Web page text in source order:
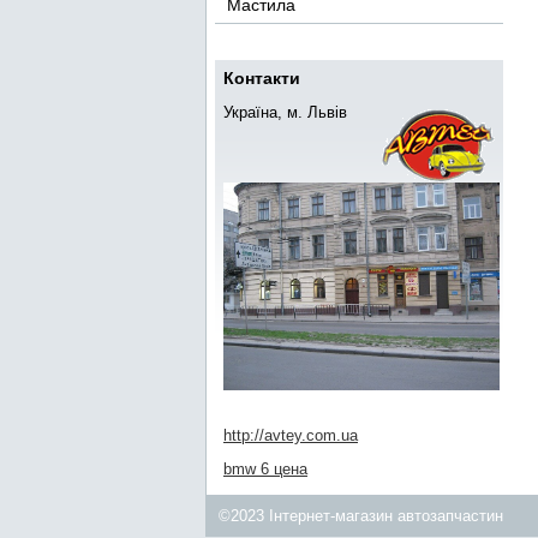
Мастила
Контакти
Україна, м. Львів
http://avtey.com.ua
bmw 6 цена
©2023 Інтернет-магазин автозапчастин